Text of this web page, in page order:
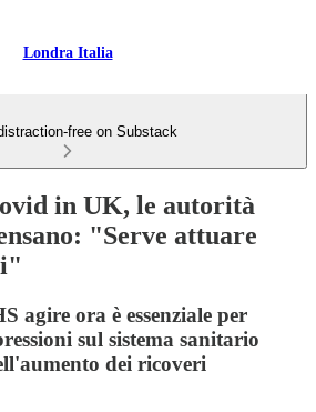
Londra Italia
free on Substack
in UK, le autorità
"Serve attuare
agire ora è essenziale per
sul sistema sanitario
dei ricoveri